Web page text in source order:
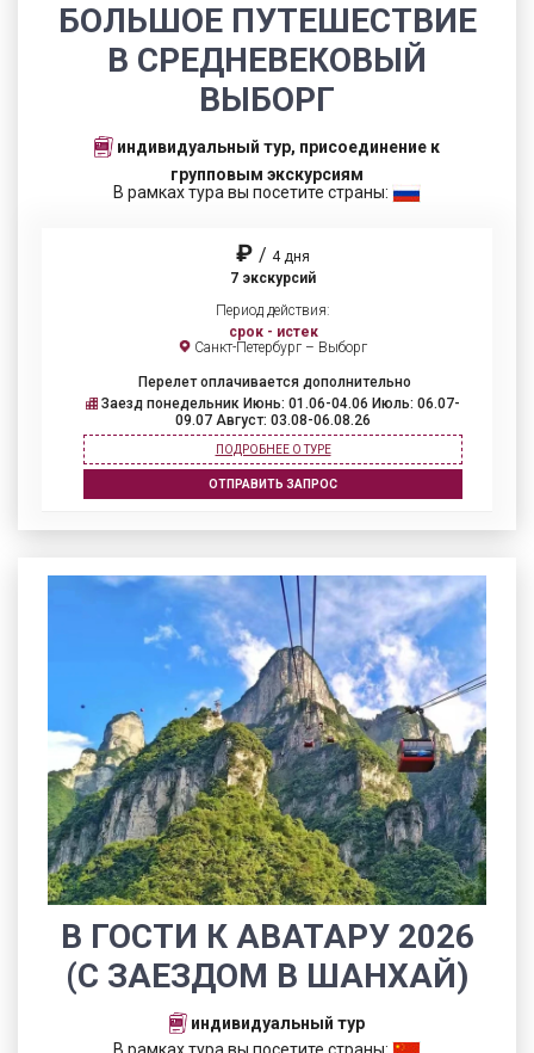
БОЛЬШОЕ ПУТЕШЕСТВИЕ
В СРЕДНЕВЕКОВЫЙ
ВЫБОРГ
индивидуальный тур, присоединение к
групповым экскурсиям
В рамках тура вы посетите страны:
₽ / 4 дня
7 экскурсий
Период действия:
срок - истек
Санкт-Петербург – Выборг
Перелет оплачивается дополнительно
Заезд понедельник Июнь: 01.06-04.06 Июль: 06.07-
09.07 Август: 03.08-06.08.26
ПОДРОБНЕЕ О ТУРЕ
ОТПРАВИТЬ ЗАПРОС
В ГОСТИ К АВАТАРУ 2026
(С ЗАЕЗДОМ В ШАНХАЙ)
индивидуальный тур